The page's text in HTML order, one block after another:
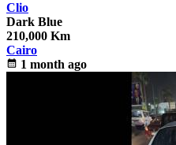
Clio
Dark Blue
210,000 Km
Cairo
calendar_month 1 month ago